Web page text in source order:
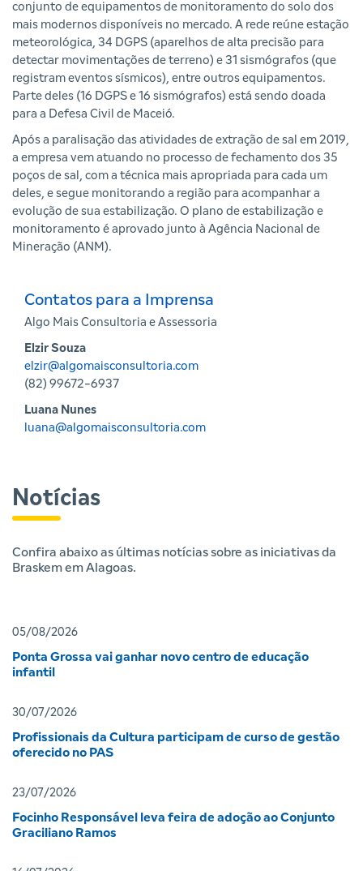
conjunto de equipamentos de monitoramento do solo dos
mais modernos disponíveis no mercado. A rede reúne estação
meteorológica, 34 DGPS (aparelhos de alta precisão para
detectar movimentações de terreno) e 31 sismógrafos (que
registram eventos sísmicos), entre outros equipamentos.
Parte deles (16 DGPS e 16 sismógrafos) está sendo doada
para a Defesa Civil de Maceió.
Após a paralisação das atividades de extração de sal em 2019,
a empresa vem atuando no processo de fechamento dos 35
poços de sal, com a técnica mais apropriada para cada um
deles, e segue monitorando a região para acompanhar a
evolução de sua estabilização. O plano de estabilização e
monitoramento é aprovado junto à Agência Nacional de
Mineração (ANM).
Contatos para a Imprensa
Algo Mais Consultoria e Assessoria
Elzir Souza
elzir@algomaisconsultoria.com
(82) 99672-6937
Luana Nunes
luana@algomaisconsultoria.com
Notícias
Confira abaixo as últimas notícias sobre as iniciativas da
Braskem em Alagoas.
05/08/2026
Ponta Grossa vai ganhar novo centro de educação
infantil
30/07/2026
Profissionais da Cultura participam de curso de gestão
oferecido no PAS
23/07/2026
Focinho Responsável leva feira de adoção ao Conjunto
Graciliano Ramos